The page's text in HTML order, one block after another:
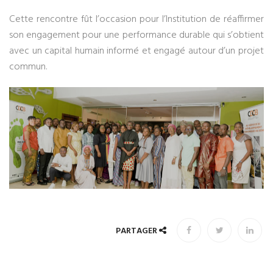
Cette rencontre fût l’occasion pour l’Institution de réaffirmer
son engagement pour une performance durable qui s’obtient
avec un capital humain informé et engagé autour d’un projet
commun.
PARTAGER